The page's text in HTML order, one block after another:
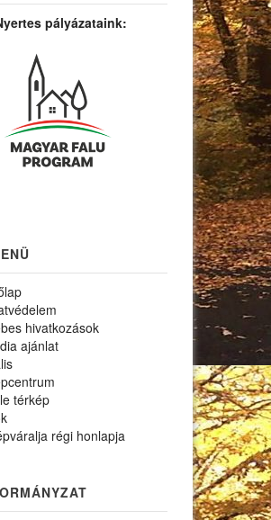
pályázataink:
hivatkozások
ajánlat
térkép
régi honlapja